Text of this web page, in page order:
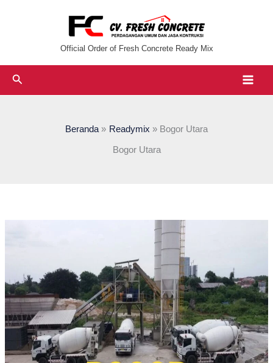
Official Order of Fresh Concrete Ready Mix
Cari
Beranda Readymix Bogor Utara
Bogor Utara